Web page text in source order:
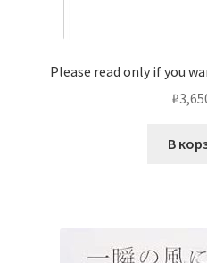
Please read only if you
₽
В